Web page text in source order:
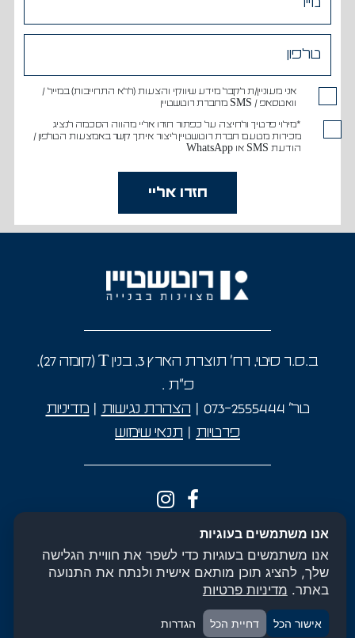
אני מעוניין/ת לקבל מידע שיווקי והצעות (ללא התחייבות) במייל /
וואטסאפ / SMS מחברת רוטשטיין
*מילוי פרטיך ולחיצה על כפתור חזרו אליי מהווה הסכמה לנציג
מכירות מטעם חברת רוטשטיין ליצור איתך קשר באמצעות הטלפון /
הודעת SMS או WhatsApp
ב.ס.ר סיטי, רח' תוצרת הארץ 3, בנין T (קומה 27),
פ"ת .
טל’ 073-2555444 הצהרת נגישות
מדיניות
פרטיות
תנאי שימוש
דירות למכירה בבית שמש
דירות למכירה בפתח תקווה דירות למכירה ברמת השרון
דירות למכירה בתל אביב
פרויקטים ברמת השרון פרויקטים בבית שמש
אנו משתמשים בעוגיות
אנו משתמשים בעוגיות כדי לשפר את חוויית הגלישה
שלך, להציג תוכן מותאם אישית ולנתח את התנועה
באתר. מדיניות פרטיות
אישור הכל דחיית הכל הגדרות